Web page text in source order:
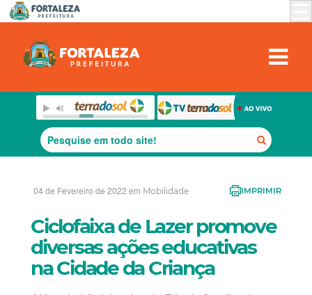
04 de Fevereiro de 2022 em Mobilidade IMPRIMIR
Ciclofaixa de Lazer promove
diversas ações educativas
na Cidade da Criança